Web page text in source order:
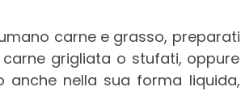
carne e grasso, preparati
grigliata o stufati, oppure
nella sua forma liquida,